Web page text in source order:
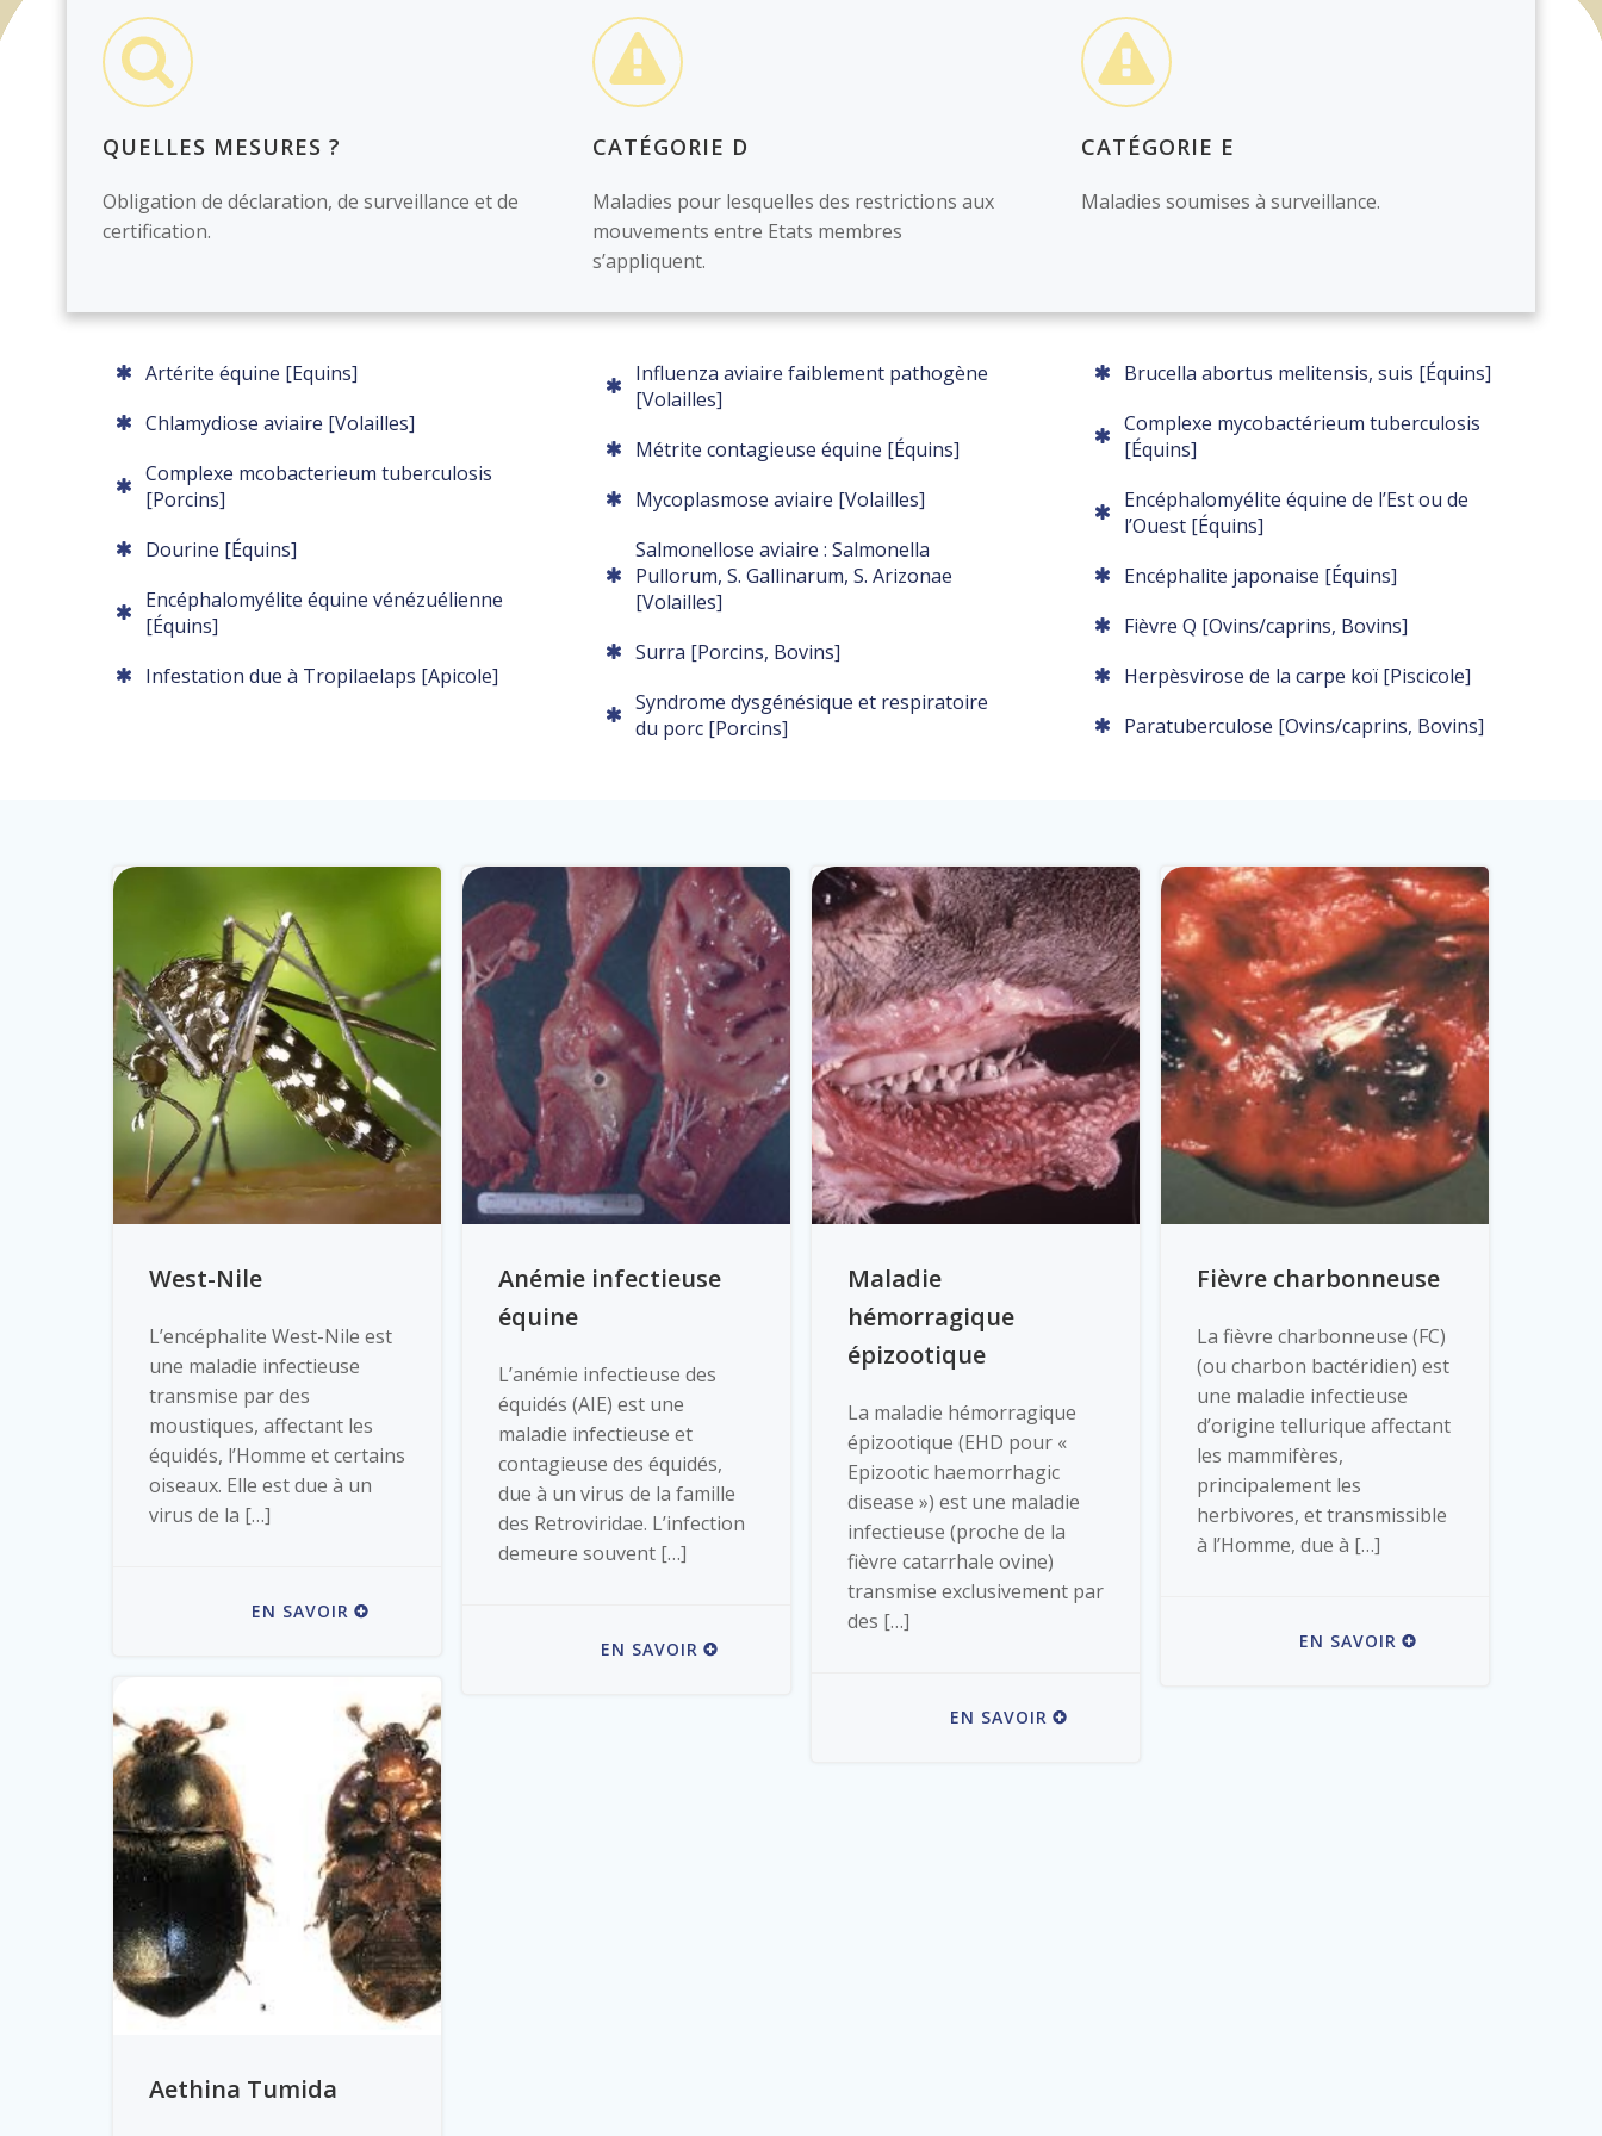
QUELLES MESURES ?
Obligation de déclaration, de surveillance et de
certification.
CATÉGORIE D
Maladies pour lesquelles des restrictions aux
mouvements entre Etats membres
s’appliquent.
CATÉGORIE E
Maladies soumises à surveillance.
Artérite équine [Equins]
Chlamydiose aviaire [Volailles]
Complexe mcobacterieum tuberculosis
[Porcins]
Dourine [Équins]
Encéphalomyélite équine vénézuélienne
[Équins]
Infestation due à Tropilaelaps [Apicole]
Influenza aviaire faiblement pathogène
[Volailles]
Métrite contagieuse équine [Équins]
Mycoplasmose aviaire [Volailles]
Salmonellose aviaire : Salmonella
Pullorum, S. Gallinarum, S. Arizonae
[Volailles]
Surra [Porcins, Bovins]
Syndrome dysgénésique et respiratoire
du porc [Porcins]
Brucella abortus melitensis, suis [Équins]
Complexe mycobactérieum tuberculosis
[Équins]
Encéphalomyélite équine de l’Est ou de
l’Ouest [Équins]
Encéphalite japonaise [Équins]
Fièvre Q [Ovins/caprins, Bovins]
Herpèsvirose de la carpe koï [Piscicole]
Paratuberculose [Ovins/caprins, Bovins]
West-Nile
L’encéphalite West-Nile est
une maladie infectieuse
transmise par des
moustiques, affectant les
équidés, l’Homme et certains
oiseaux. Elle est due à un
virus de la […]
EN SAVOIR
Anémie infectieuse
équine
L’anémie infectieuse des
équidés (AIE) est une
maladie infectieuse et
contagieuse des équidés,
due à un virus de la famille
des Retroviridae. L’infection
demeure souvent […]
EN SAVOIR
Maladie
hémorragique
épizootique
La maladie hémorragique
épizootique (EHD pour «
Epizootic haemorrhagic
disease ») est une maladie
infectieuse (proche de la
fièvre catarrhale ovine)
transmise exclusivement par
des […]
EN SAVOIR
Fièvre charbonneuse
La fièvre charbonneuse (FC)
(ou charbon bactéridien) est
une maladie infectieuse
d’origine tellurique affectant
les mammifères,
principalement les
herbivores, et transmissible
à l’Homme, due à […]
EN SAVOIR
Aethina Tumida